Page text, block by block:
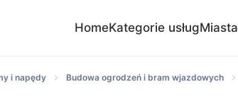
HomeKategorie usługMiasta
i napędy Budowa ogrodzeń i bram wjazdowych